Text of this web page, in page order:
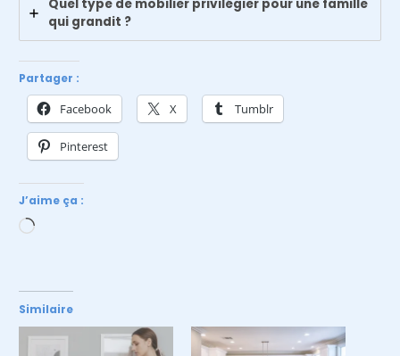
Quel type de mobilier privilégier pour une famille
qui grandit ?
Partager :
Facebook X Tumblr
Pinterest
J’aime ça :
Chargement…
Similaire